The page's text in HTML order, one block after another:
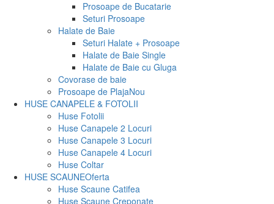
Prosoape de Bucatarie
Seturi Prosoape
Halate de Baie
Seturi Halate + Prosoape
Halate de Baie Single
Halate de Baie cu Gluga
Covorase de baie
Prosoape de PlajaNou
HUSE CANAPELE & FOTOLII
Huse Fotolii
Huse Canapele 2 Locuri
Huse Canapele 3 Locuri
Huse Canapele 4 Locuri
Huse Coltar
HUSE SCAUNEOferta
Huse Scaune Catifea
Huse Scaune Creponate